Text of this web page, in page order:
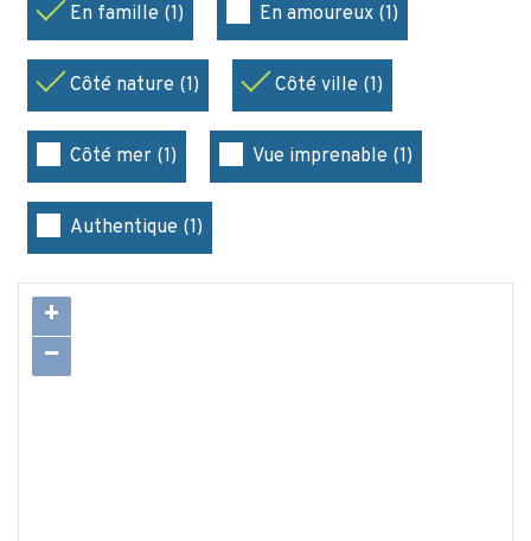
En famille (1) En amoureux (1)
Côté nature (1) Côté ville (1)
Côté mer (1) Vue imprenable (1)
Authentique (1)
+
−